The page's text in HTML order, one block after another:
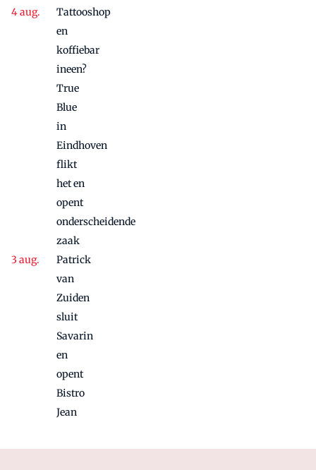
Tattooshop
en
koffiebar
ineen?
True
Blue
in
Eindhoven
flikt
het en
opent
onderscheidende
zaak
Patrick
van
Zuiden
sluit
Savarin
en
opent
Bistro
Jean